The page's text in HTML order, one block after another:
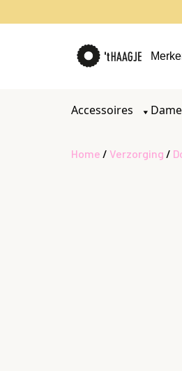
Accessoires
Home / Verzorging /